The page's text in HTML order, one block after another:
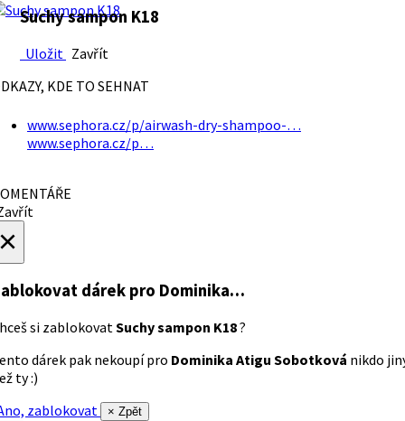
Suchy sampon K18
Uložit Zavřít
KDE TO SEHNAT
www.sephora.cz/p/airwash-dry-shampoo-…
www.sephora.cz/p…
dárek pro Dominika…
si zablokovatSuchy sampon K18?
dárek pak nekoupí pro Dominika Atigu Sobotková nikdo
ty :)
zablokovat
× Zpět